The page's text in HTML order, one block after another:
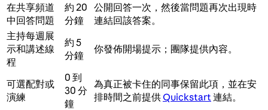
在共享頻道
中回答問題
約 20
分鐘
公開回答一次，然後當問題再次出現時
連結回該答案。
主持每週展
示和講述線
程
約 5
分鐘
你發佈開場提示；團隊提供內容。
可選配對或
演練
0 到
30 分
鐘
為真正被卡住的同事保留此項，並在安
排時間之前提供Quickstart 連結。